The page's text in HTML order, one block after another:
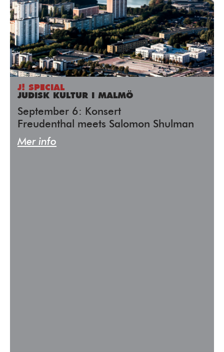
J! SPECIAL
JUDISK KULTUR I MALMÖ
September 6: Konsert
Freudenthal meets Salomon Shulman
Mer info